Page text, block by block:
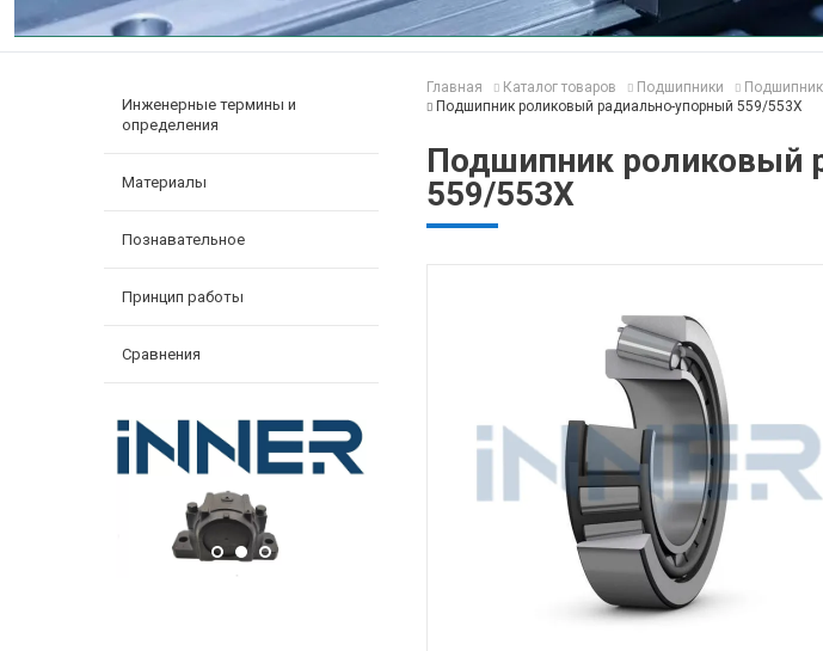
Инженерные термины и
определения
Материалы
Познавательное
Принцип работы
Сравнения
Главная Каталог товаров Подшипники
Подшипник роликовый радиально-упорный 559/553X
Подшипник роликовый
559/553X